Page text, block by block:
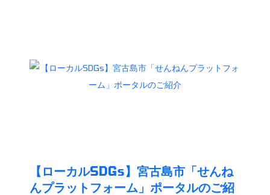
【ローカルSDGs】宮古島市「せんね
んプラットフォーム」ポータルのご紹